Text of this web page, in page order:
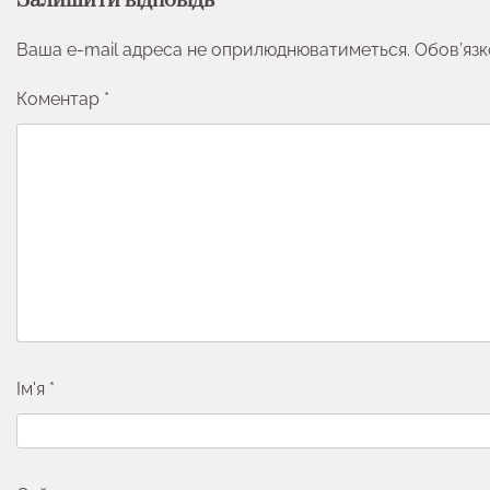
Ваша e-mail адреса не оприлюднюватиметься.
Коментар *
Ім'я *